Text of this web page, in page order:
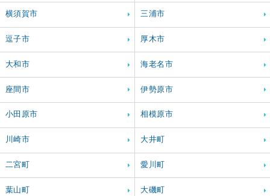
横須賀市 三浦市
逗子市 厚木市
大和市 海老名市
座間市 伊勢原市
小田原市 相模原市
川崎市 大井町
二宮町 愛川町
葉山町 大磯町